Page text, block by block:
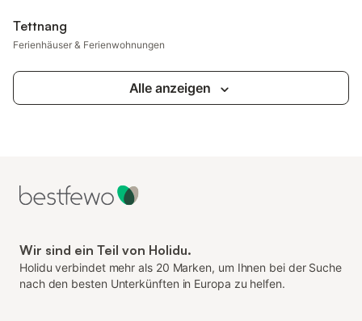
Tettnang
Ferienhäuser & Ferienwohnungen
Alle anzeigen
Wir sind ein Teil von Holidu.
Holidu verbindet mehr als 20 Marken, um Ihnen bei der Suche
nach den besten Unterkünften in Europa zu helfen.